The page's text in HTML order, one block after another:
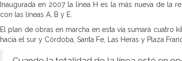
Inaugurada en 2007 la línea H es la más nueva de la
con las líneas A, B y E.
El plan de obras en marcha en esta vía sumará cuatro
hacia el sur y Córdoba, Santa Fe, Las Heras y Plaza